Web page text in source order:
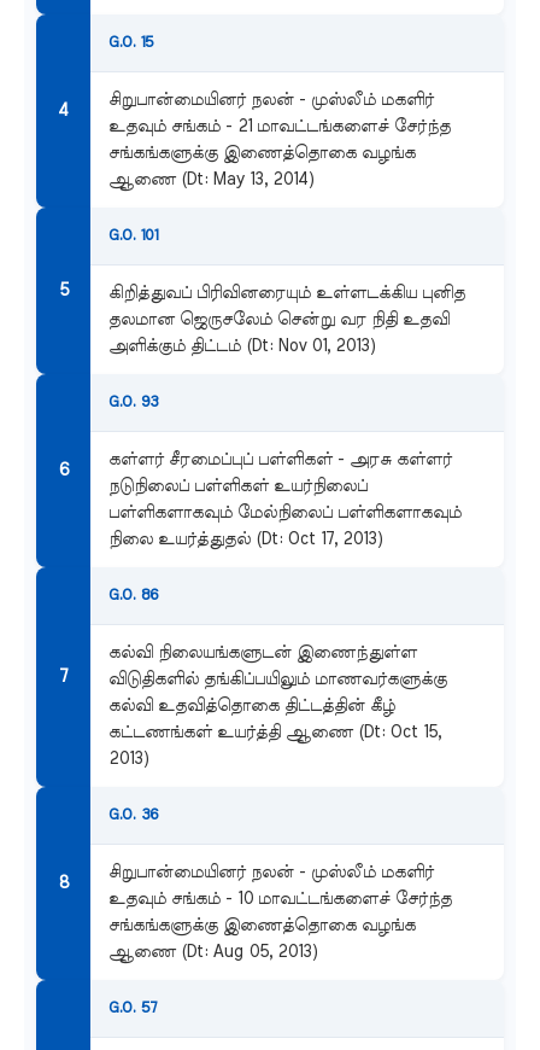
G.O. 15
சிறுபான்மையினர் நலன் - முஸ்லீம் மகளிர்
உதவும் சங்கம் - 21 மாவட்டங்களைச் சேர்ந்த
சங்கங்களுக்கு இணைத்தொகை வழங்க
ஆணை (Dt: May 13, 2014)
G.O. 101
கிறித்துவப் பிரிவினரையும் உள்ளடக்கிய புனித
தலமான ஜெருசலேம் சென்று வர நிதி உதவி
அளிக்கும் திட்டம் (Dt: Nov 01, 2013)
G.O. 93
கள்ளர் சீரமைப்புப் பள்ளிகள் - அரசு கள்ளர்
நடுநிலைப் பள்ளிகள் உயர்நிலைப்
பள்ளிகளாகவும் மேல்நிலைப் பள்ளிகளாகவும்
நிலை உயர்த்துதல் (Dt: Oct 17, 2013)
G.O. 86
கல்வி நிலையங்களுடன் இணைந்துள்ள
விடுதிகளில் தங்கிப்பயிலும் மாணவர்களுக்கு
கல்வி உதவித்தொகை திட்டத்தின் கீழ்
கட்டணங்கள் உயர்த்தி ஆணை (Dt: Oct 15,
2013)
G.O. 36
சிறுபான்மையினர் நலன் - முஸ்லீம் மகளிர்
உதவும் சங்கம் - 10 மாவட்டங்களைச் சேர்ந்த
சங்கங்களுக்கு இணைத்தொகை வழங்க
ஆணை (Dt: Aug 05, 2013)
G.O. 57